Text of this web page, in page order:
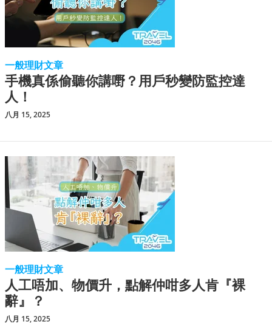
一般理財文章
手機真係偷聽你講嘢？用戶秒變防監控達
人！
八月 15, 2025
一般理財文章
人工唔加、物價升，點解仲咁多人肯『裸
辭』？
八月 15, 2025